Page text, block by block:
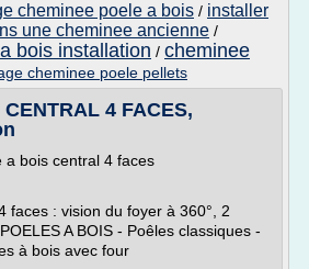
cheminee poele a bois / installer
une cheminee ancienne /
bois installation / cheminee
cheminee poele pellets
4 FACES,
a bois central 4 faces
faces : vision du foyer à 360°, 2
A BOIS - Poêles classiques -
à bois avec four